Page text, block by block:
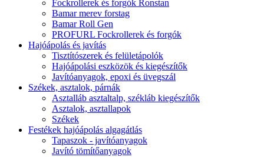
Fockrollerek és forgók Ronstan
Bamar merev forstag
Bamar Roll Gen
PROFURL Fockrollerek és forgók
Hajóápolás és javítás
Tisztítószerek és felületápolók
Hajóápolási eszközök és kiegészítők
Javítóanyagok, epoxi és üvegszál
Székek, asztalok, párnák
Asztalláb asztaltalp, székláb kiegészítők
Asztalok, asztallapok
Székek
Festékek hajóápolás algagátlás
Tapaszok - javítóanyagok
Javító tömítőanyagok